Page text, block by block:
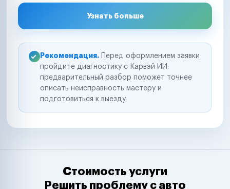
Узнать больше
Рекомендация. Перед оформлением заявки
пройдите диагностику с Карвэй ИИ:
предварительный разбор поможет точнее
описать неисправность мастеру и
подготовиться к выезду.
Стоимость услуги
Решить проблему с авто